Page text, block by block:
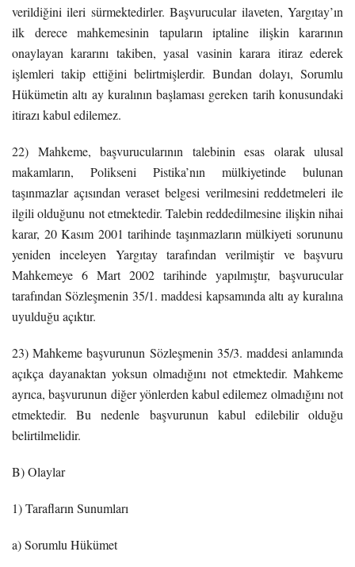
verildiğini ileri sürmektedirler. Başvurucular ilaveten, Yargıtay’ın
ilk derece mahkemesinin tapuların iptaline ilişkin kararının
onaylayan kararını takiben, yasal vasinin karara itiraz ederek
işlemleri takip ettiğini belirtmişlerdir. Bundan dolayı, Sorumlu
Hükümetin altı ay kuralının başlaması gereken tarih konusundaki
itirazı kabul edilemez.
22) Mahkeme, başvurucularının talebinin esas olarak ulusal
makamların, Polikseni Pistika’nın mülkiyetinde bulunan
taşınmazlar açısından veraset belgesi verilmesini reddetmeleri ile
ilgili olduğunu not etmektedir. Talebin reddedilmesine ilişkin nihai
karar, 20 Kasım 2001 tarihinde taşınmazların mülkiyeti sorununu
yeniden inceleyen Yargıtay tarafından verilmiştir ve başvuru
Mahkemeye 6 Mart 2002 tarihinde yapılmıştır, başvurucular
tarafından Sözleşmenin 35/1. maddesi kapsamında altı ay kuralına
uyulduğu açıktır.
23) Mahkeme başvurunun Sözleşmenin 35/3. maddesi anlamında
açıkça dayanaktan yoksun olmadığını not etmektedir. Mahkeme
ayrıca, başvurunun diğer yönlerden kabul edilemez olmadığını not
etmektedir. Bu nedenle başvurunun kabul edilebilir olduğu
belirtilmelidir.
B) Olaylar
1) Tarafların Sunumları
a) Sorumlu Hükümet